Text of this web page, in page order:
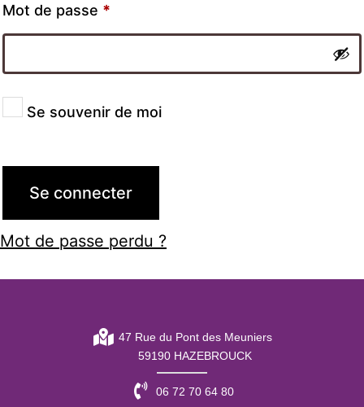
Mot de passe *
Se souvenir de moi
Se connecter
Mot de passe perdu ?
47 Rue du Pont des Meuniers
59190 HAZEBROUCK
06 72 70 64 80